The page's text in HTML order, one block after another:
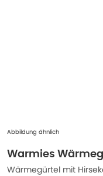
Abbildung ähnlich
Warmies
Wärmegürtel mit